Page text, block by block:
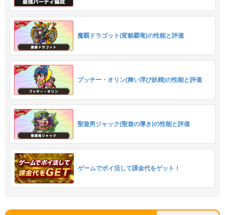
魔覇ドラゴット(変貌覇竜)の性能と評価
プッチー・オリン(舞い浮び妖精)の性能と評価
聖遊男ジャック(聖遊の導き)の性能と評価
ゲームでポイ活して課金代をゲット！